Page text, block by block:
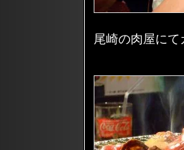
尾崎の肉屋にて